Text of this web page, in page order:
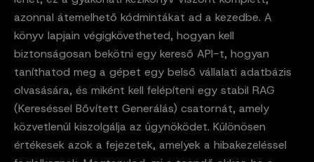
azonnal átemelhető kódmintákat ad a kezedbe. A
könyv lapjain végigkövetheted, hogyan kell
biztonságosan bekötni egy kereső API-t, hogyan
taníthatod meg a gépet egy belső vállalati adatbázis
olvasására, és miként kell felépíteni egy stabil RAG
(Kereséssel Bővített Generálás) csatornát, amely
közvetlenül kiszolgálja az ügynöködet. Különösen
értékesek azok a fejezetek, amelyek a hibakezeléssel